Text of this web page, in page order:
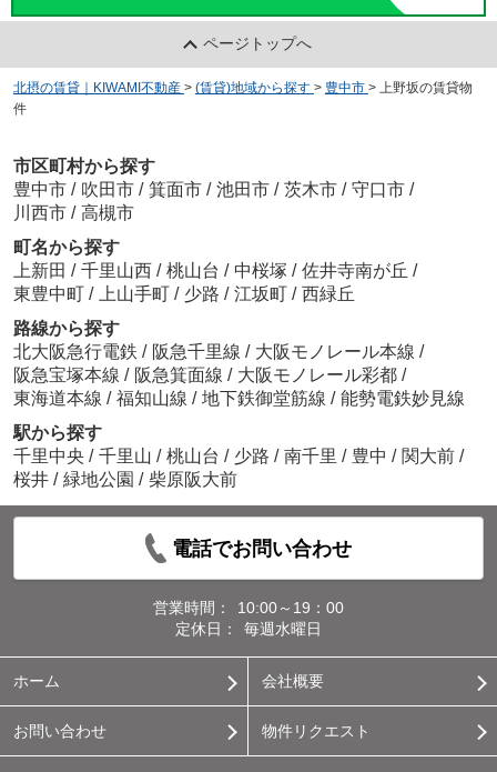
ページトップへ
北摂の賃貸｜KIWAMI不動産 > (賃貸)地域から探す > 豊中市 > 上野坂の賃貸物
件
市区町村から探す
豊中市 / 吹田市 / 箕面市 / 池田市 / 茨木市 / 守口市 /
川西市 / 高槻市
町名から探す
上新田 / 千里山西 / 桃山台 / 中桜塚 / 佐井寺南が丘 /
東豊中町 / 上山手町 / 少路 / 江坂町 / 西緑丘
路線から探す
北大阪急行電鉄 / 阪急千里線 / 大阪モノレール本線 /
阪急宝塚本線 / 阪急箕面線 / 大阪モノレール彩都 /
東海道本線 / 福知山線 / 地下鉄御堂筋線 / 能勢電鉄妙見線
駅から探す
千里中央 / 千里山 / 桃山台 / 少路 / 南千里 / 豊中 / 関大前 /
桜井 / 緑地公園 / 柴原阪大前
電話でお問い合わせ
営業時間：
10:00～19：00
定休日：
毎週水曜日
ホーム 会社概要
お問い合わせ 物件リクエスト